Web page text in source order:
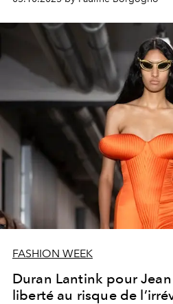
FASHION WEEK
Duran Lantink pour
liberté au risque de